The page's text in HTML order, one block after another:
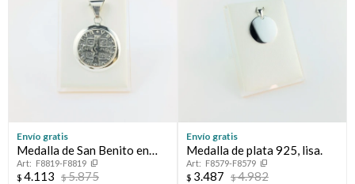
Envío gratis
Medalla de San Benito en
plata 925.
F8819-F8819
$ 4.113 $5.875
Envío gratis
Medalla de plata 925, lisa.
F8579-F8579
$ 3.487 $4.982